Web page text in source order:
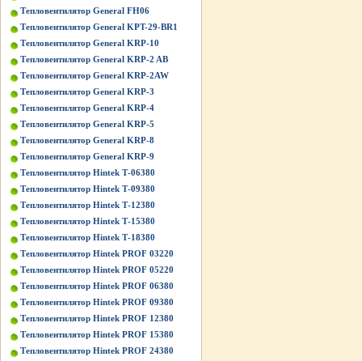
Тепловентилятор General FH06
Тепловентилятор General KPT-29-BR1
Тепловентилятор General KRP-10
Тепловентилятор General KRP-2 AB
Тепловентилятор General KRP-2AW
Тепловентилятор General KRP-3
Тепловентилятор General KRP-4
Тепловентилятор General KRP-5
Тепловентилятор General KRP-8
Тепловентилятор General KRP-9
Тепловентилятор Hintek Т-06380
Тепловентилятор Hintek Т-09380
Тепловентилятор Hintek Т-12380
Тепловентилятор Hintek Т-15380
Тепловентилятор Hintek Т-18380
Тепловентилятор Hintek PROF 03220
Тепловентилятор Hintek PROF 05220
Тепловентилятор Hintek PROF 06380
Тепловентилятор Hintek PROF 09380
Тепловентилятор Hintek PROF 12380
Тепловентилятор Hintek PROF 15380
Тепловентилятор Hintek PROF 24380